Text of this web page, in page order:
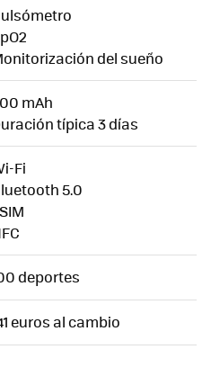
del sueño
mAh
típica 3 días
Fi
5.0
deportes
euros al cambio